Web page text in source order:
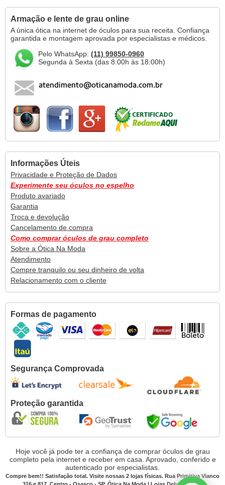
Armação e lente de grau online
A única ótica na internet de óculos para sua receita. Confiança
garantida e montagem aprovada por especialistas e médicos.
Pelo WhatsApp: (11) 99850-0960
Segunda à Sexta (das 8:00h às 18:00h)
Informações Úteis
Privacidade e Proteção de Dados
Experimente seu óculos no espelho
Produto avariado
Garantia
Troca e devolução
Cancelamento de compra
Como comprar óculos de grau completo
Sobre a Ótica Na Moda
Atendimento
Compre tranquilo ou seu dinheiro de volta
Relacionamento com o cliente
Formas de pagamento
Segurança Comprovada
Proteção garantida
Hoje você já pode ter a confiança de comprar óculos de grau
completo pela internet e receber em casa. Aprovado, conferido e
autenticado por especialistas.
Compre bem!! Satisfação total. Visite nossas 2 lojas físicas. Rua Primitiva Vianco